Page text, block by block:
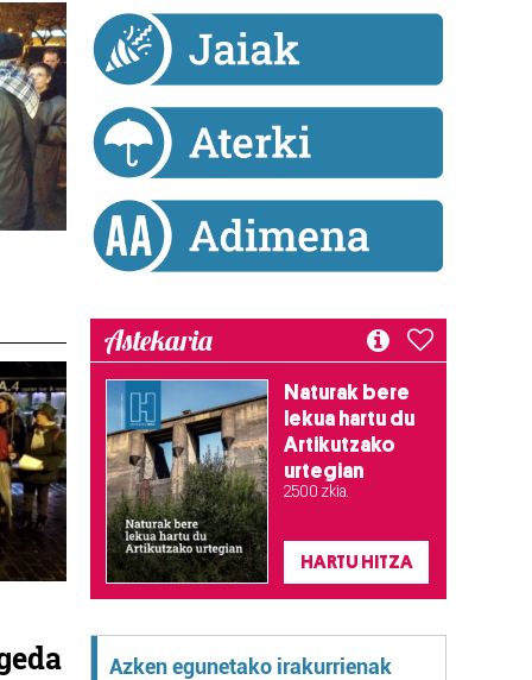
Astekaria
Naturak bere
lekua hartu du
Artikutzako
urtegian
2.500 zkia.
HARTU HITZA
Azken egunetako irakurrienak